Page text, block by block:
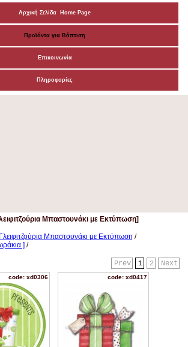
Αρχική Σελίδα Home Page
Προϊόντα για Βάπτιση
Επικοινωνία
Πληροφορίες
Μπαστουνάκι με Εκτύπωση]
Γλειφιτζούρια Μπαστουνάκι με Εκτύπωση /
] /
Next
2
1
Prev
code: xd0306 code: xd0417